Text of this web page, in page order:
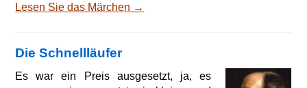
plurremurre sagt, das finden sie sehr
am liebsten, wenn sie von der Familie
handeln. Von den zwei ältesten und
Lesen Sie das Märchen →
Die Schnellläufer
Es war ein Preis ausgesetzt, ja, es